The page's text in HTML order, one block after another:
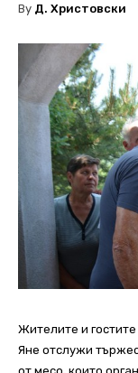
By Д. Христовски
Жителите и
Яне отслужи